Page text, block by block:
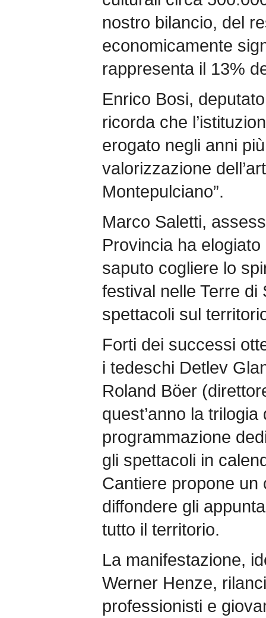
nostro bilancio, del
economicamente
rappresenta il 13%
Enrico Bosi,
ricorda che
erogato negli anni
valorizzazione
Montepulciano”.
Marco Saletti,
Provincia ha
saputo cogliere lo
festival nelle Terre di
spettacoli sul
Forti dei successi
i tedeschi Detlev
Roland Böer
quest’anno la
programmazione
gli spettacoli in
Cantiere propone un
diffondere gli
tutto il territorio.
La manifestazione,
Werner Henze,
professionisti e